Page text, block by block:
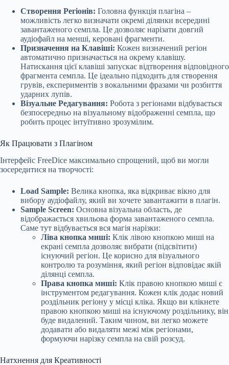
Створення Регіонів: Головна функція плагіна –
можливість легко визначати окремі ділянки всередині
завантаженого семпла. Це дозволяє нарізати довгий
аудіофайл на менші, керовані фрагменти.
Призначення на Клавіші: Кожен визначений регіон
автоматично призначається на окрему клавішу.
Натискання цієї клавіші запускає відтворення відповідного
фрагмента семпла. Це ідеально підходить для створення
грувів, експериментів з вокальними фразами чи розбиття
ударних лупів.
Візуальне Редагування: Робота з регіонами відбувається
безпосередньо на візуальному відображенні семпла, що
робить процес інтуїтивно зрозумілим.
Як Працювати з Плагіном
Інтерфейс FreeDice максимально спрощений, щоб ви могли
зосередитися на творчості:
Load Sample: Велика кнопка, яка відкриває вікно для
вибору аудіофайлу, який ви хочете завантажити в плагін.
Sample Screen: Основна візуальна область, де
відображається хвильова форма завантаженого семпла.
Саме тут відбувається вся магія нарізки:
Ліва кнопка миші: Клік лівою кнопкою миші на
екрані семпла дозволяє вибрати (підсвітити)
існуючий регіон. Це корисно для візуального
контролю та розуміння, який регіон відповідає якій
ділянці семпла.
Права кнопка миші: Клік правою кнопкою миші є
інструментом редагування. Кожен клік додає новий
роздільник регіону у місці кліка. Якщо ви клікнете
правою кнопкою миші на існуючому роздільнику, він
буде видалений. Таким чином, ви легко можете
додавати або видаляти межі між регіонами,
формуючи нарізку семпла на свій розсуд.
Натхнення для Креативності